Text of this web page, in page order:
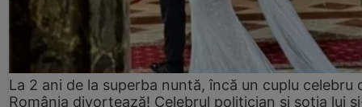
La 2 ani de la superba nuntă, încă un cuplu celebru
România divorțează! Celebrul politician și soția lui